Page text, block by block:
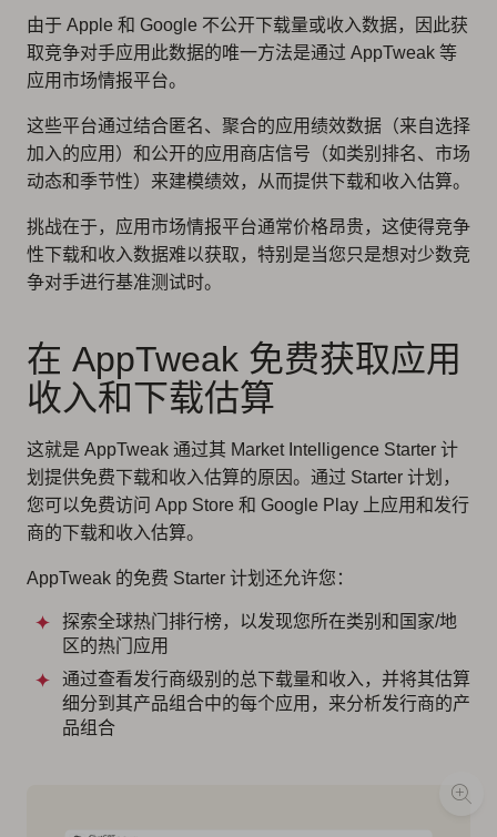
由于 Apple 和 Google 不公开下载量或收入数据，因此获
取竞争对手应用此数据的唯一方法是通过 AppTweak 等
应用市场情报平台。
这些平台通过结合匿名、聚合的应用绩效数据（来自选择
加入的应用）和公开的应用商店信号（如类别排名、市场
动态和季节性）来建模绩效，从而提供下载和收入估算。
挑战在于，应用市场情报平台通常价格昂贵，这使得竞争
性下载和收入数据难以获取，特别是当您只是想对少数竞
争对手进行基准测试时。
在 AppTweak 免费获取应用
收入和下载估算
这就是 AppTweak 通过其 Market Intelligence Starter 计
划提供免费下载和收入估算的原因。通过 Starter 计划，
您可以免费访问 App Store 和 Google Play 上应用和发行
商的下载和收入估算。
AppTweak 的免费 Starter 计划还允许您：
探索全球热门排行榜，以发现您所在类别和国家/地
区的热门应用
通过查看发行商级别的总下载量和收入，并将其估算
细分到其产品组合中的每个应用，来分析发行商的产
品组合